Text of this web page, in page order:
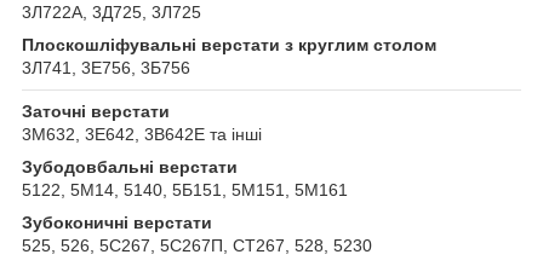
3Л722А, 3Д725, 3Л725
Плоскошліфувальні верстати з круглим столом
3Л741, 3Е756, 3Б756
Заточні верстати
3М632, 3Е642, 3В642Е та інші
Зубодовбальні верстати
5122, 5М14, 5140, 5Б151, 5М151, 5М161
Зубоконичні верстати
525, 526, 5С267, 5С267П, СТ267, 528, 5230